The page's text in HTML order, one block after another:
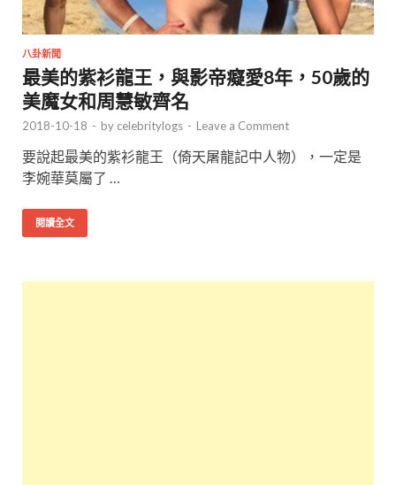
八卦新聞
最美的紫衫龍王，與影帝癡愛8年，50歲的
美魔女和周慧敏齊名
2018-10-18 - by celebritylogs - Leave a Comment
要說起最美的紫衫龍王（倚天屠龍記中人物），一定是
李婉華莫屬了 …
閱讀全文